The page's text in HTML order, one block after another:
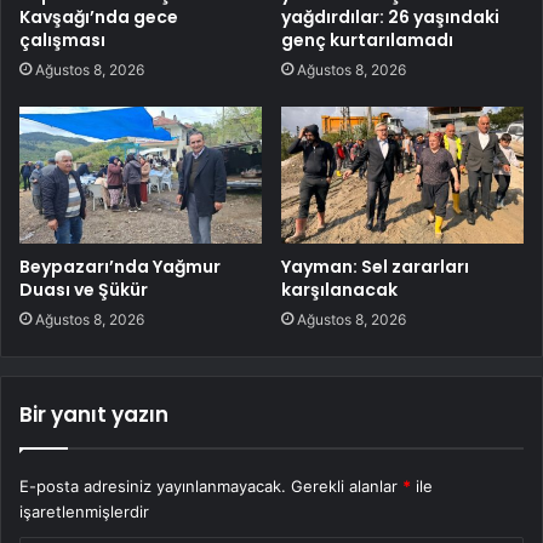
Kavşağı’nda gece
çalışması
Ağustos 8, 2026
yağdırdılar: 26 yaşındaki
genç kurtarılamadı
Ağustos 8, 2026
Beypazarı’nda Yağmur
Duası ve Şükür
Ağustos 8, 2026
Yayman: Sel zararları
karşılanacak
Ağustos 8, 2026
Bir yanıt yazın
E-posta adresiniz yayınlanmayacak. Gerekli alanlar * ile
işaretlenmişlerdir